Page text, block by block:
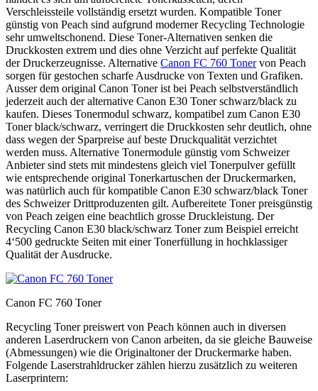
Verschleissteile vollständig ersetzt wurden. Kompatible Toner
günstig von Peach sind aufgrund moderner Recycling Technologie
sehr umweltschonend. Diese Toner-Alternativen senken die
Druckkosten extrem und dies ohne Verzicht auf perfekte Qualität
der Druckerzeugnisse. Alternative Canon FC 760 Tonervon Peach
sorgen für gestochen scharfe Ausdrucke von Texten und Grafiken.
Ausser dem original Canon Toner ist bei Peach selbstverständlich
jederzeit auch der alternative Canon E30 Toner schwarz/black zu
kaufen. Dieses Tonermodul schwarz, kompatibel zum Canon E30
Toner black/schwarz, verringert die Druckkosten sehr deutlich, ohne
dass wegen der Sparpreise auf beste Druckqualität verzichtet
werden muss. Alternative Tonermodule günstig vom Schweizer
Anbieter sind stets mit mindestens gleich viel Tonerpulver gefüllt
wie entsprechende original Tonerkartuschen der Druckermarken,
was natürlich auch für kompatible Canon E30 schwarz/black Toner
des Schweizer Drittproduzenten gilt. Aufbereitete Toner preisgünstig
von Peach zeigen eine beachtlich grosse Druckleistung. Der
Recycling Canon E30 black/schwarz Toner zum Beispiel erreicht
4‘500 gedruckte Seiten mit einer Tonerfüllung in hochklassiger
Qualität der Ausdrucke.
Canon FC 760 Toner
Recycling Toner preiswert von Peach können auch in diversen
anderen Laserdruckern von Canon arbeiten, da sie gleiche Bauweise
(Abmessungen) wie die Originaltoner der Druckermarke haben.
Folgende Laserstrahldrucker zählen hierzu zusätzlich zu weiteren
Laserprintern: